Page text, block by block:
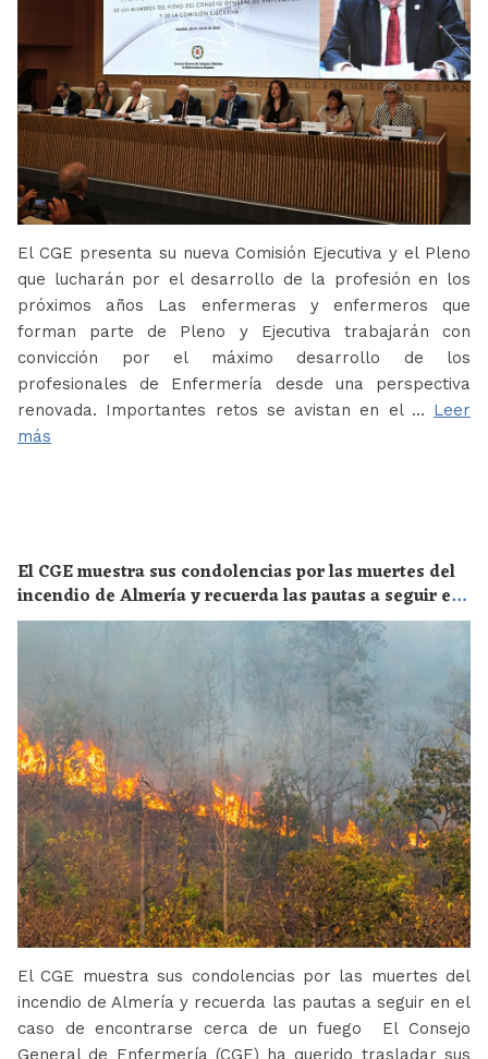
El CGE presenta su nueva Comisión Ejecutiva y el Pleno
que lucharán por el desarrollo de la profesión en los
próximos años Las enfermeras y enfermeros que
forman parte de Pleno y Ejecutiva trabajarán con
convicción por el máximo desarrollo de los
profesionales de Enfermería desde una perspectiva
renovada. Importantes retos se avistan en el … Leer
más
El CGE muestra sus condolencias por las muertes del
incendio de Almería y recuerda las pautas a seguir en
el caso de encontrarse cerca de un fuego
El CGE muestra sus condolencias por las muertes del
incendio de Almería y recuerda las pautas a seguir en el
caso de encontrarse cerca de un fuego El Consejo
General de Enfermería (CGE) ha querido trasladar sus